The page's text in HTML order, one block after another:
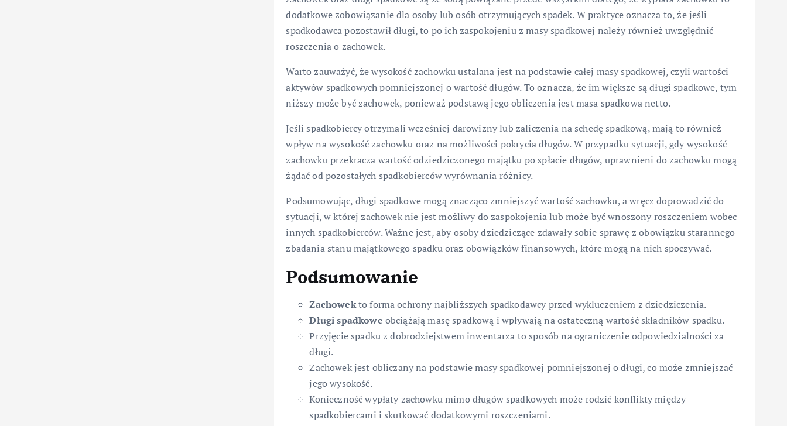
dodatkowe zobowiązanie dla osoby lub osób otrzymujących spadek. W praktyce oznacza to, że jeśli
spadkodawca pozostawił długi, to po ich zaspokojeniu z masy spadkowej należy również uwzględnić
roszczenia o zachowek.
Warto zauważyć, że wysokość zachowku ustalana jest na podstawie całej masy spadkowej, czyli wartości
aktywów spadkowych pomniejszonej o wartość długów. To oznacza, że im większe są długi spadkowe, tym
niższy może być zachowek, ponieważ podstawą jego obliczenia jest masa spadkowa netto.
Jeśli spadkobiercy otrzymali wcześniej darowizny lub zaliczenia na schedę spadkową, mają to również
wpływ na wysokość zachowku oraz na możliwości pokrycia długów. W przypadku sytuacji, gdy wysokość
zachowku przekracza wartość odziedziczonego majątku po spłacie długów, uprawnieni do zachowku mogą
żądać od pozostałych spadkobierców wyrównania różnicy.
Podsumowując, długi spadkowe mogą znacząco zmniejszyć wartość zachowku, a wręcz doprowadzić do
sytuacji, w której zachowek nie jest możliwy do zaspokojenia lub może być wnoszony roszczeniem wobec
innych spadkobierców. Ważne jest, aby osoby dziedziczące zdawały sobie sprawę z obowiązku starannego
zbadania stanu majątkowego spadku oraz obowiązków finansowych, które mogą na nich spoczywać.
Podsumowanie
Zachowekto forma ochrony najbliższych spadkodawcy przed wykluczeniem z dziedziczenia.
Długi spadkowe obciążają masę spadkową i wpływają na ostateczną wartość składników spadku.
Przyjęcie spadku z dobrodziejstwem inwentarza to sposób na ograniczenie odpowiedzialności za
długi.
Zachowek jest obliczany na podstawie masy spadkowej pomniejszonej o długi, co może zmniejszać
jego wysokość.
Konieczność wypłaty zachowku mimo długów spadkowych może rodzić konflikty między
spadkobiercami i skutkować dodatkowymi roszczeniami.